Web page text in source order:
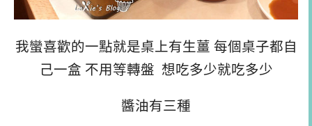
我蠻喜歡的一點就是桌上有生薑 每個桌子都自
己一盒 不用等轉盤 想吃多少就吃多少
醬油有三種